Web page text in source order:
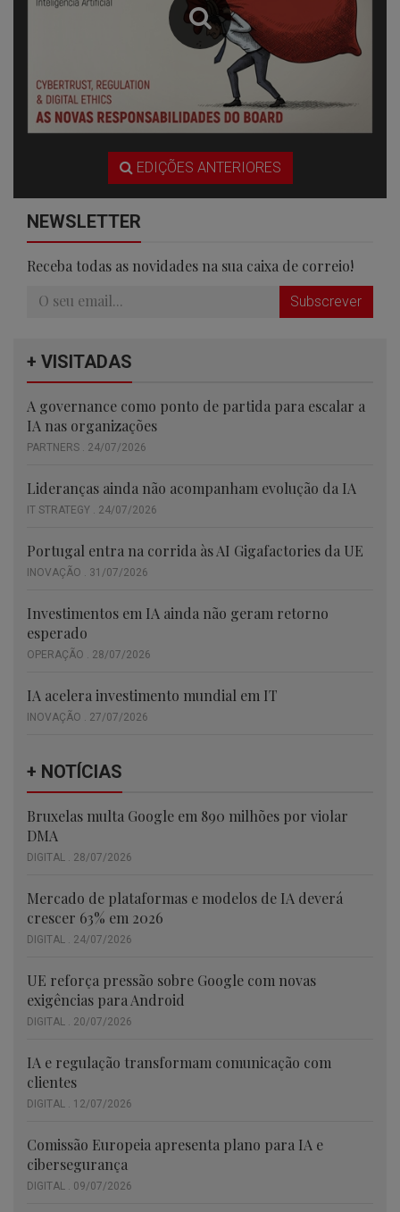
EDIÇÕES ANTERIORES
NEWSLETTER
Receba todas as novidades na sua caixa de correio!
Subscrever
+ VISITADAS
A governance como ponto de partida para escalar a
IA nas organizações
PARTNERS . 24/07/2026
Lideranças ainda não acompanham evolução da IA
IT STRATEGY . 24/07/2026
Portugal entra na corrida às AI Gigafactories da UE
INOVAÇÃO . 31/07/2026
Investimentos em IA ainda não geram retorno
esperado
OPERAÇÃO . 28/07/2026
IA acelera investimento mundial em IT
INOVAÇÃO . 27/07/2026
+ NOTÍCIAS
Bruxelas multa Google em 890 milhões por violar
DMA
DIGITAL . 28/07/2026
Mercado de plataformas e modelos de IA deverá
crescer 63% em 2026
DIGITAL . 24/07/2026
UE reforça pressão sobre Google com novas
exigências para Android
DIGITAL . 20/07/2026
IA e regulação transformam comunicação com
clientes
DIGITAL . 12/07/2026
Comissão Europeia apresenta plano para IA e
cibersegurança
DIGITAL . 09/07/2026